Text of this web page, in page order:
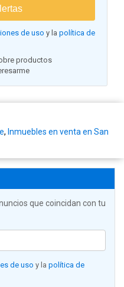
de uso y la política de
productos
, Inmuebles en venta en San
que coincidan con tu
de uso y la política de